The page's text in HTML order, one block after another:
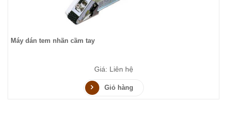
Máy dán tem nhãn cầm tay
Giá: Liên hệ
Giỏ hàng